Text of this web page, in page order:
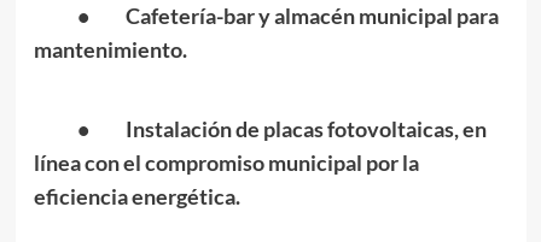
• Cafetería-bar y almacén municipal para
mantenimiento.
• Instalación de placas fotovoltaicas, en
línea con el compromiso municipal por la
eficiencia energética.